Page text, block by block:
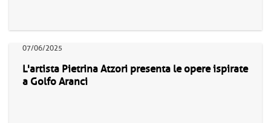
07/06/2025
L'artista Pietrina Atzori presenta le opere ispirate
a Golfo Aranci